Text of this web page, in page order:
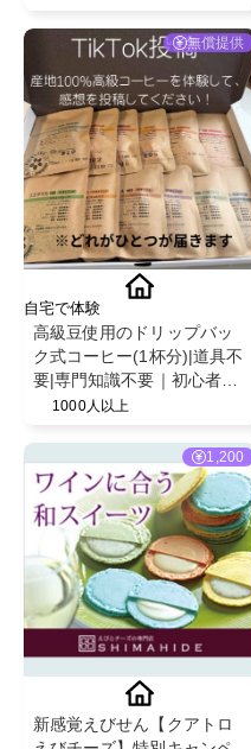
無償提供
自宅で体験
高級豆使用のドリップバッ
ク式コーヒー(1杯分)|道具不
要|専門知識不要｜初心者の
ための焙煎所さくら
1000人以上
1,200
新感覚えびせん【クアトロ